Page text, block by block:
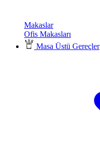
Makaslar
Ofis Makasları
Masa Üstü Gereçler